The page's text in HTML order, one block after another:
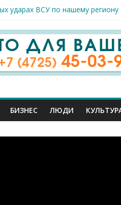
ударах ВСУ по нашему региону
праздником
Осколе отметили День
Старом Осколе
БИЗНЕС ЛЮДИ